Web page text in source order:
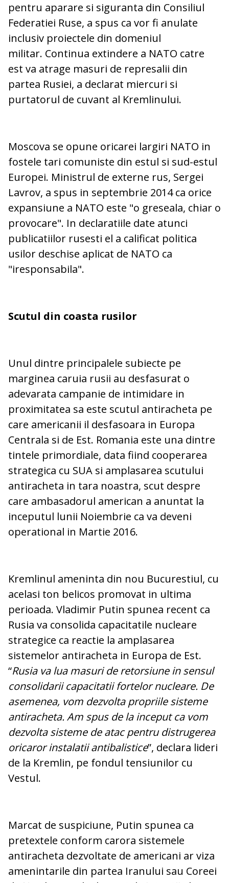
pentru aparare si siguranta din Consiliul
Federatiei Ruse, a spus ca vor fi anulate
inclusiv proiectele din domeniul
militar. Continua extindere a NATO catre
est va atrage masuri de represalii din
partea Rusiei, a declarat miercuri si
purtatorul de cuvant al Kremlinului.
Moscova se opune oricarei largiri NATO in
fostele tari comuniste din estul si sud-estul
Europei. Ministrul de externe rus, Sergei
Lavrov, a spus in septembrie 2014 ca orice
expansiune a NATO este "o greseala, chiar o
provocare". In declaratiile date atunci
publicatiilor rusesti el a calificat politica
usilor deschise aplicat de NATO ca
"iresponsabila".
Scutul din coasta rusilor
Unul dintre principalele subiecte pe
marginea caruia rusii au desfasurat o
adevarata campanie de intimidare in
proximitatea sa este scutul antiracheta pe
care americanii il desfasoara in Europa
Centrala si de Est. Romania este una dintre
tintele primordiale, data fiind cooperarea
strategica cu SUA si amplasarea scutului
antiracheta in tara noastra, scut despre
care ambasadorul american a anuntat la
inceputul lunii Noiembrie ca va deveni
operational in Martie 2016.
Kremlinul ameninta din nou Bucurestiul, cu
acelasi ton belicos promovat in ultima
perioada. Vladimir Putin spunea recent ca
Rusia va consolida capacitatile nucleare
strategice ca reactie la amplasarea
sistemelor antiracheta in Europa de Est.
“Rusia va lua masuri de retorsiune in sensul
consolidarii capacitatii fortelor nucleare. De
asemenea, vom dezvolta propriile sisteme
antiracheta. Am spus de la inceput ca vom
dezvolta sisteme de atac pentru distrugerea
oricaror instalatii antibalistice”, declara lideri
de la Kremlin, pe fondul tensiunilor cu
Vestul.
Marcat de suspiciune, Putin spunea ca
pretextele conform carora sistemele
antiracheta dezvoltate de americani ar viza
amenintarile din partea Iranului sau Coreei